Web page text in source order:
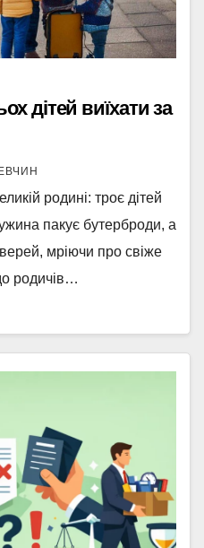
дітей виїхати за
родині: троє дітей
пакує бутерброди, а
мріючи про свіже
родичів…